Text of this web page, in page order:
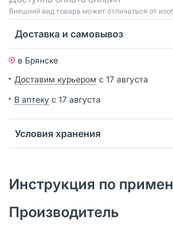
Bнешний вид товара может отличаться от
Доставка и самовывоз
в Брянске
Доставим курьером с 17 августа
В аптеку с 17 августа
Условия хранения
Инструкция по
Производитель